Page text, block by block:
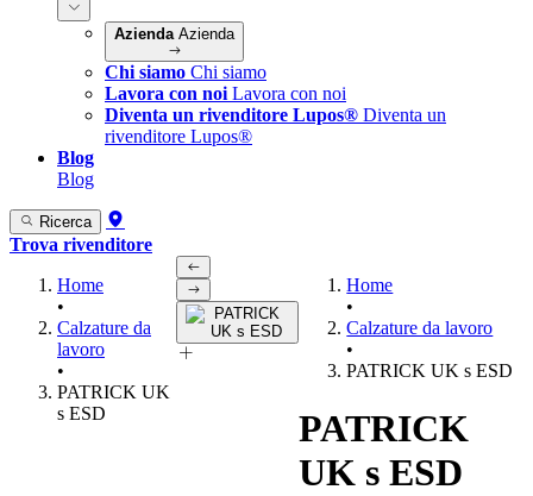
Azienda Azienda
Chi siamo Chi siamo
Lavora con noi Lavora con noi
Diventa un rivenditore Lupos® Diventa un
rivenditore Lupos®
Blog
Blog
Ricerca
Trova rivenditore
Home
•
Calzature da
lavoro
•
PATRICK UK
s ESD
Home
•
Calzature da lavoro
•
PATRICK UK s ESD
PATRICK
UK s ESD